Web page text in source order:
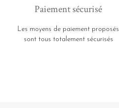
Paiement sécurisé
Les moyens de paiement proposés
sont tous totalement sécurisés